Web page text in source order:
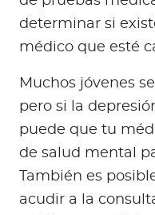
determinar si
médico que esté
Muchos jóvenes
pero si la
puede que tu
de salud mental
También es
acudir a la